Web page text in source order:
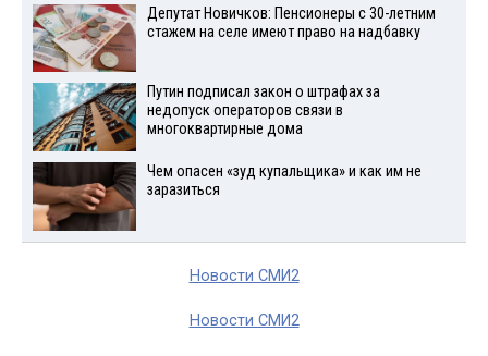
Депутат Новичков: Пенсионеры с 30-летним
стажем на селе имеют право на надбавку
Путин подписал закон о штрафах за
недопуск операторов связи в
многоквартирные дома
Чем опасен «зуд купальщика» и как им не
заразиться
Новости СМИ2
Новости СМИ2